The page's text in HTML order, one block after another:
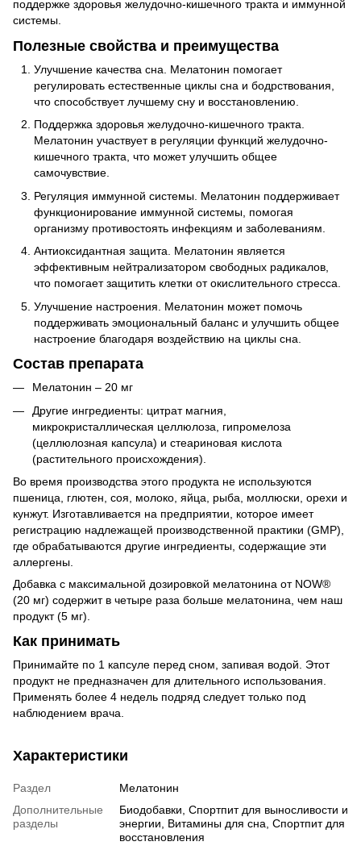
поддержке здоровья желудочно-кишечного тракта и иммунной
системы.
Полезные свойства и преимущества
Улучшение качества сна. Мелатонин помогает
регулировать естественные циклы сна и бодрствования,
что способствует лучшему сну и восстановлению.
Поддержка здоровья желудочно-кишечного тракта.
Мелатонин участвует в регуляции функций желудочно-
кишечного тракта, что может улучшить общее
самочувствие.
Регуляция иммунной системы. Мелатонин поддерживает
функционирование иммунной системы, помогая
организму противостоять инфекциям и заболеваниям.
Антиоксидантная защита. Мелатонин является
эффективным нейтрализатором свободных радикалов,
что помогает защитить клетки от окислительного стресса.
Улучшение настроения. Мелатонин может помочь
поддерживать эмоциональный баланс и улучшить общее
настроение благодаря воздействию на циклы сна.
Состав препарата
Мелатонин – 20 мг
Другие ингредиенты: цитрат магния,
микрокристаллическая целлюлоза, гипромелоза
(целлюлозная капсула) и стеариновая кислота
(растительного происхождения).
Во время производства этого продукта не используются
пшеница, глютен, соя, молоко, яйца, рыба, моллюски, орехи и
кунжут. Изготавливается на предприятии, которое имеет
регистрацию надлежащей производственной практики (GMP),
где обрабатываются другие ингредиенты, содержащие эти
аллергены.
Добавка с максимальной дозировкой мелатонина от NOW®
(20 мг) содержит в четыре раза больше мелатонина, чем наш
продукт (5 мг).
Как принимать
Принимайте по 1 капсуле перед сном, запивая водой. Этот
продукт не предназначен для длительного использования.
Применять более 4 недель подряд следует только под
наблюдением врача.
Характеристики
Раздел
Мелатонин
Дополнительные
разделы
Биодобавки, Спортпит для выносливости и
энергии, Витамины для сна, Спортпит для
восстановления